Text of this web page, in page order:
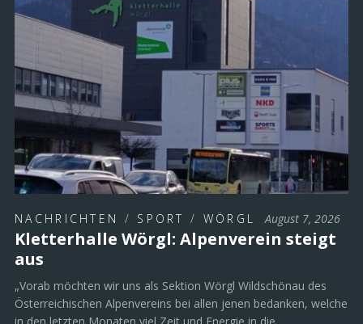
NACHRICHTEN / SPORT / WÖRGL August 7, 2026
Kletterhalle Wörgl: Alpenverein steigt
aus
„Vorab möchten wir uns als Sektion Wörgl Wildschönau des
Österreichischen Alpenvereins bei allen jenen bedanken, welche
in den letzten Monaten viel Zeit und Energie in die